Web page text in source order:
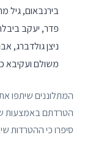
בירנבאום, גיל
פדר, יעקב
ניצן גולדברג,
משולם ועקיבא
המתלוננים שיתפו
הטרדתם באמצעות
סיפרו כי ההטרדות